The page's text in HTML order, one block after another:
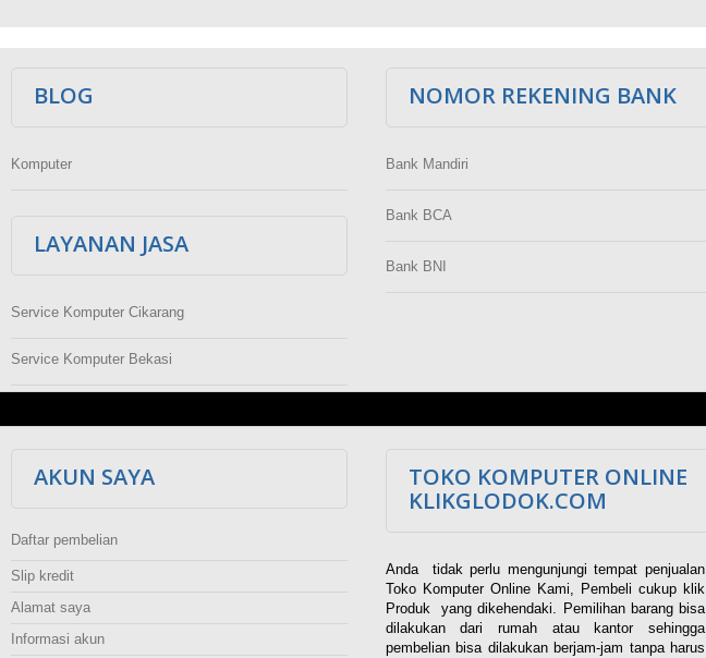
BLOG
Komputer
LAYANAN JASA
Service Komputer Cikarang
Service Komputer Bekasi
NOMOR REKENING BANK
Bank Mandiri
Bank BCA
Bank BNI
AKUN SAYA
Daftar pembelian
Slip kredit
Alamat saya
Informasi akun
TOKO KOMPUTER ONLINE
KLIKGLODOK.COM
Anda tidak perlu mengunjungi tempat penjualan
Toko Komputer Online Kami, Pembeli cukup klik
Produk yang dikehendaki. Pemilihan barang bisa
dilakukan dari rumah atau kantor sehingga
pembelian bisa dilakukan berjam-jam tanpa harus